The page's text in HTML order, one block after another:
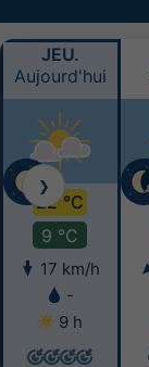
JEU.
Aujourd'hui
22 °C
9 °C
17 km/h
-
9 h
❯